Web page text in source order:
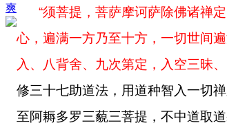
爽
“须菩提，菩萨摩诃萨除佛诸禅
心，遍满一方乃至十方，一切世间
入、八背舍、九次第定，入空三昧
修三十七助道法，用道种智入一切
至阿耨多罗三藐三菩提，不中道取